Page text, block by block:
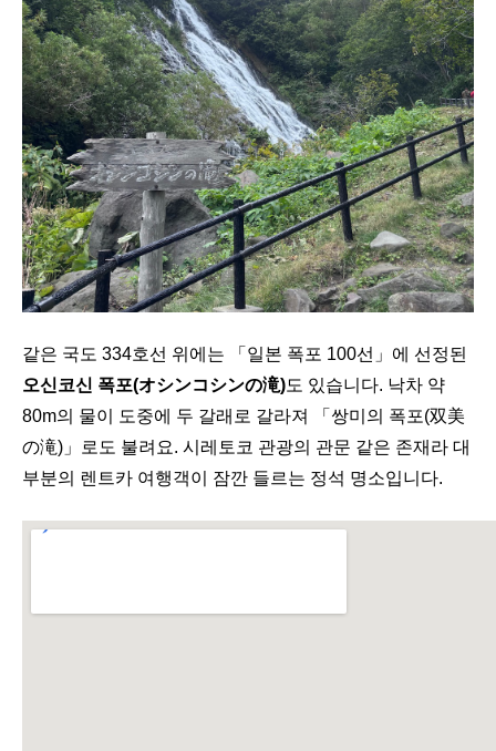
같은 국도 334호선 위에는 「일본 폭포 100선」에 선정된
오신코신 폭포(オシンコシンの滝)도 있습니다. 낙차 약
80m의 물이 도중에 두 갈래로 갈라져 「쌍미의 폭포(双美
の滝)」로도 불려요. 시레토코 관광의 관문 같은 존재라 대
부분의 렌트카 여행객이 잠깐 들르는 정석 명소입니다.